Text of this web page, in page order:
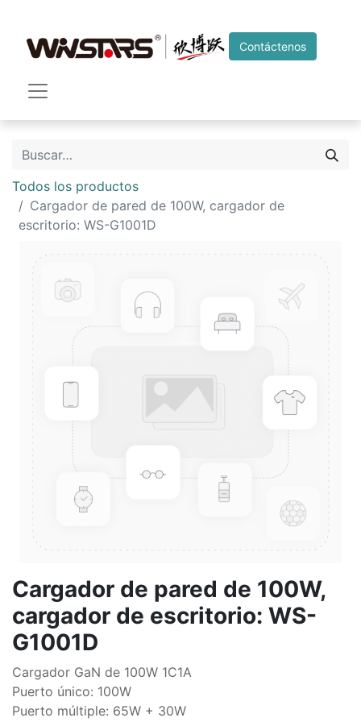
Contáctenos
Todos los productos
Cargador de pared de 100W, cargador de
escritorio: WS-G1001D
Cargador de pared de 100W,
cargador de escritorio: WS-
G1001D
Cargador GaN de 100W 1C1A
Puerto único: 100W
Puerto múltiple: 65W + 30W